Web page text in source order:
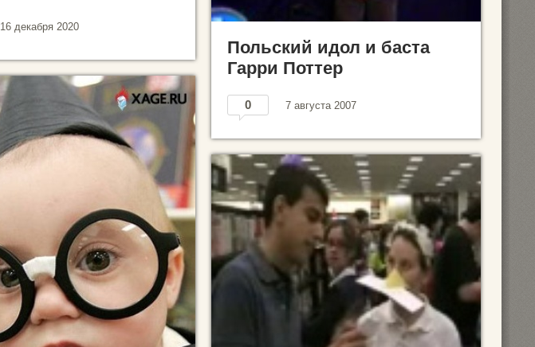
16 декабря 2020
Польский идол и баста
Гарри Поттер
0 7 августа 2007